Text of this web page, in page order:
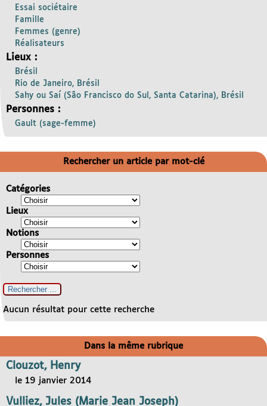
Essai sociétaire
Famille
Femmes (genre)
Réalisateurs
Lieux :
Brésil
Rio de Janeiro, Brésil
Sahy ou Saí (São Francisco do Sul, Santa Catarina), Brésil
Personnes :
Gault (sage-femme)
Rechercher un article par mot-clé
Catégories
Lieux
Notions
Personnes
Aucun résultat pour cette recherche
Dans la même rubrique
Clouzot, Henry
le 19 janvier 2014
Vulliez, Jules (Marie Jean Joseph)